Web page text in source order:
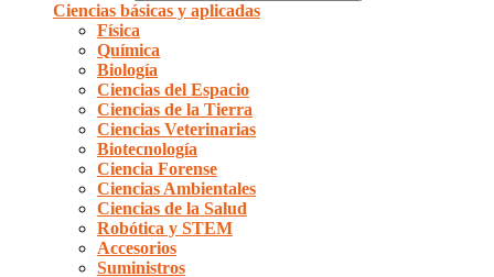
Ciencias básicas y aplicadas
Física
Química
Biología
Ciencias del Espacio
Ciencias de la Tierra
Ciencias Veterinarias
Biotecnología
Ciencia Forense
Ciencias Ambientales
Ciencias de la Salud
Robótica y STEM
Accesorios
Suministros